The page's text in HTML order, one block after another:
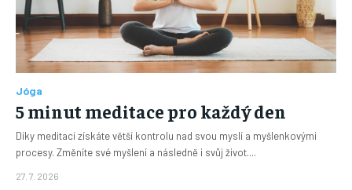
Jóga
5 minut meditace pro každý den
Díky meditaci získáte větší kontrolu nad svou myslí a myšlenkovými
procesy. Změníte své myšlení a následně i svůj život....
27. 7. 2026